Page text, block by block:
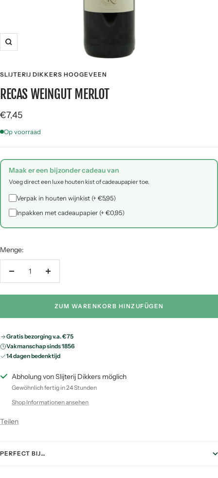
Zoom
SLIJTERIJ DIKKERS HOOGEVEEN
RECAS WEINGUT MERLOT
Angebotspreis
€7,45
Op voorraad
Maak er een bijzonder cadeau van
Voeg direct een luxe houten kist of cadeaupapier toe.
Verpak in houten wijnkist (+ €5,95)
Inpakken met cadeaupapier (+ €0,95)
Menge:
Menge
Menge
ZUM WARENKORB HINZUFÜGEN
Gratis bezorging v.a. €75
Vakmanschap sinds 1856
14 dagen bedenktijd
Abholung von Slijterij Dikkers möglich
Gewöhnlich fertig in 24 Stunden
Shop Informationen ansehen
Teilen
PERFECT BIJ…